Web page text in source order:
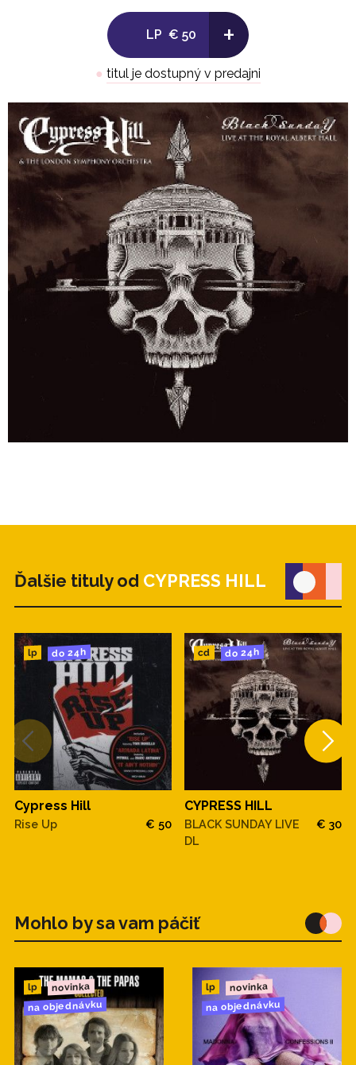
LP € 50 +
● titul je dostupný v predajni
Ďalšie tituly od CYPRESS HILL
lp do 24h
Cypress Hill
Rise Up € 50
cd do 24h
CYPRESS HILL
BLACK SUNDAY LIVE
DL
€ 30
Mohlo by sa vam páčiť
lp novinka
na objednávku
lp novinka
na objednávku